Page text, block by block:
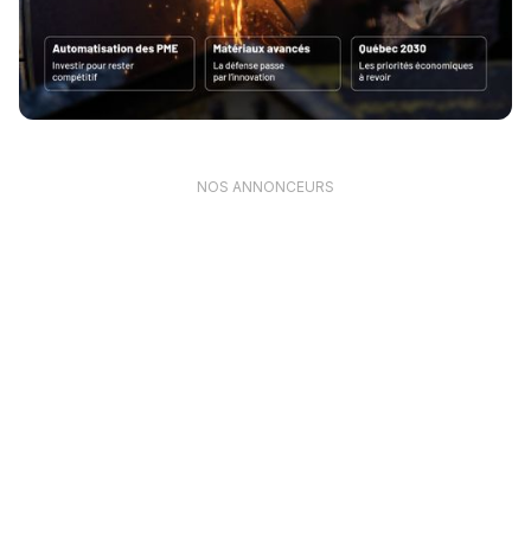
NOS ANNONCEURS